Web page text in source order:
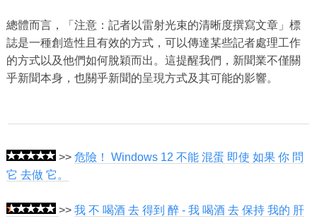
總體而言，「注意：記者以雷射光束的清晰度撰寫文章」標
誌是一種創造性且有效的方式，可以傳達某些記者處理工作
的方式以及他們如何脫穎而出。這提醒我們，新聞業不僅關
乎新聞本身，也關乎新聞的呈現方式及其可能的影響。
>> 危險！ Windows 12 不能 混蛋 即使 如果 你 問
它 去做 它。
>> 我 不 喝酒 去 得到 醉 - 我 喝酒 去 保持 我的 肝